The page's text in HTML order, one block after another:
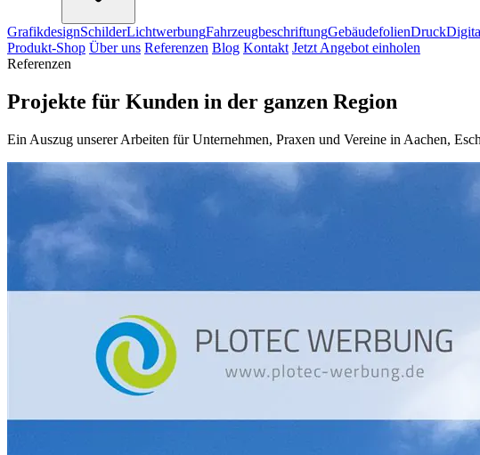
GrafikdesignSchilderLichtwerbungFahrzeugbeschriftungGebäudefolienDruck
Produkt-Shop Über uns Referenzen Blog Kontakt Jetzt Angebot einholen
Referenzen
Projekte für Kunden in der ganzen Region
Ein Auszug unserer Arbeiten für Unternehmen, Praxen und Vereine in Aachen,